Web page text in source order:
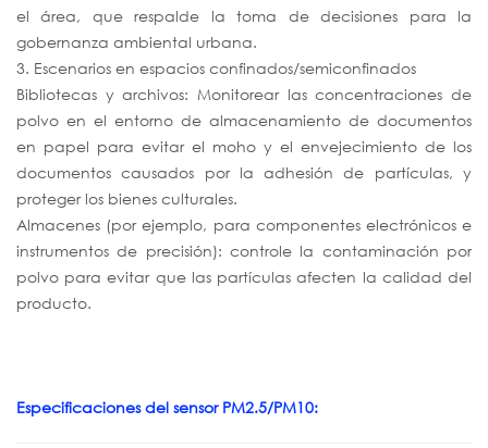
el área, que respalde la toma de decisiones para la
gobernanza ambiental urbana.
3. Escenarios en espacios confinados/semiconfinados
Bibliotecas y archivos: Monitorear las concentraciones de
polvo en el entorno de almacenamiento de documentos
en papel para evitar el moho y el envejecimiento de los
documentos causados por la adhesión de partículas, y
proteger los bienes culturales.
Almacenes (por ejemplo, para componentes electrónicos e
instrumentos de precisión): controle la contaminación por
polvo para evitar que las partículas afecten la calidad del
producto.
Especificaciones del sensor PM2.5/PM10: